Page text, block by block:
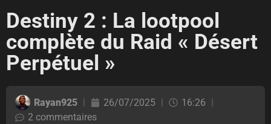
Destiny 2 : La lootpool
complète du Raid « Désert
Perpétuel »
Rayan925 26/07/2025
16:26
2 commentaires